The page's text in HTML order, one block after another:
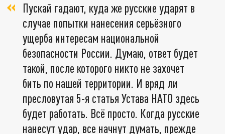
Пускай гадают, куда же русские ударят в
случае попытки нанесения серьёзного
ущерба интересам национальной
безопасности России. Думаю, ответ будет
такой, после которого никто не захочет
бить по нашей территории. И вряд ли
пресловутая 5-я статья Устава НАТО здесь
будет работать. Всё просто. Когда русские
нанесут удар, все начнут думать, прежде